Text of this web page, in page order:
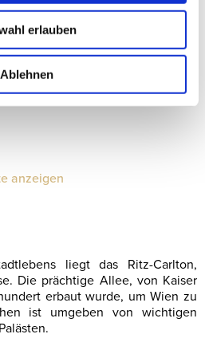
erlauben
Ablehnen
anzeigen
liegt das Ritz-Carlton,
Die prächtige Allee, von Kaiser
erbaut wurde, um Wien zu
ist umgeben von wichtigen